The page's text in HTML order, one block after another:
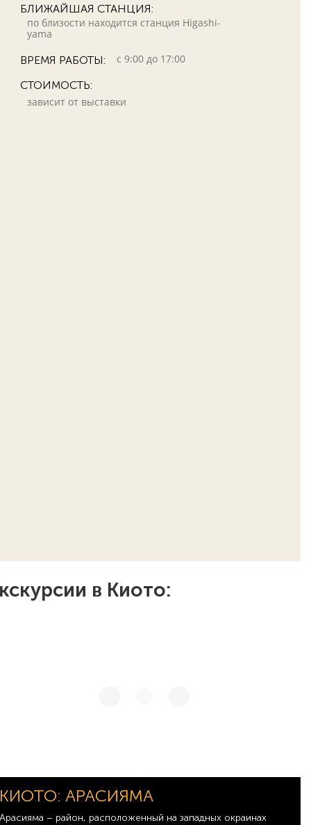
БЛИЖАЙШАЯ СТАНЦИЯ:
по близости находится станция Higashi-
yama
ВРЕМЯ РАБОТЫ:
с 9:00 до 17:00
СТОИМОСТЬ:
зависит от выставки
в Киото:
КИОТО: АРАСИЯМА
Арасияма – район, расположенный на западных окраинах